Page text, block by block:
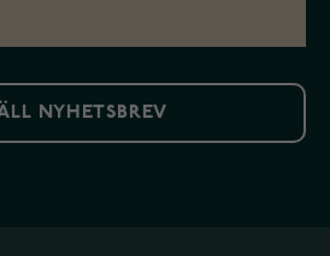
NYHETSBREV